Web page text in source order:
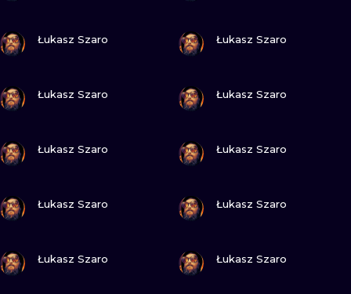
Łukasz Szaro Łukasz Szaro
Łukasz Szaro Łukasz Szaro
Łukasz Szaro Łukasz Szaro
Łukasz Szaro Łukasz Szaro
Łukasz Szaro Łukasz Szaro